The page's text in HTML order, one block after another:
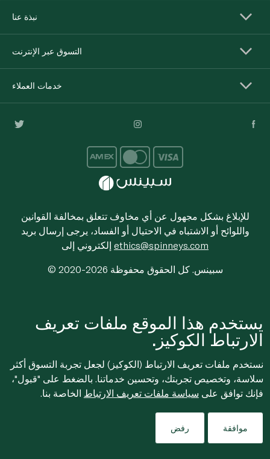
نبذة عنا
التسوق عبر الإنترنت
خدمات العملاء
للإبلاغ بشكل مجهول عن أي مخاوف تتعلق بمخالفة القوانين
واللوائح أو الاشتباه في الاحتيال أو الفساد، يرجى إرسال بريد
ethics@spinneys.com
© 2020-2026 سبينس. كل الحقوق محفوظة
يستخدم هذا الموقع ملفات تعريف
الارتباط الكوكيز.
نستخدم ملفات تعريف الارتباط (الكوكيز) لجعل تجربة التسوق أكثر
سلاسة، وتخصيص تجربتك، وتحسين خدماتنا. بالضغط على "قبول"،
فإنك توافق على سياسة ملفات تعريف الارتباط الخاصة بنا.
موافقة رفض